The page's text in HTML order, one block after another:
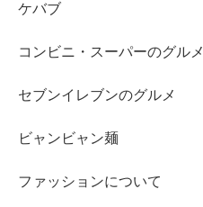
ケバブ
コンビニ・スーパーのグルメ
セブンイレブンのグルメ
ビャンビャン麺
ファッションについて